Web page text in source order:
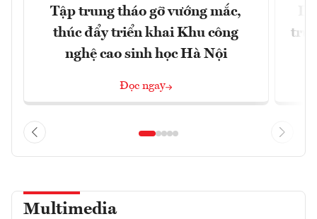
Tập trung tháo gỡ vướng mắc,
thúc đẩy triển khai Khu công
nghệ cao sinh học Hà Nội
Đọc ngay
Multimedia